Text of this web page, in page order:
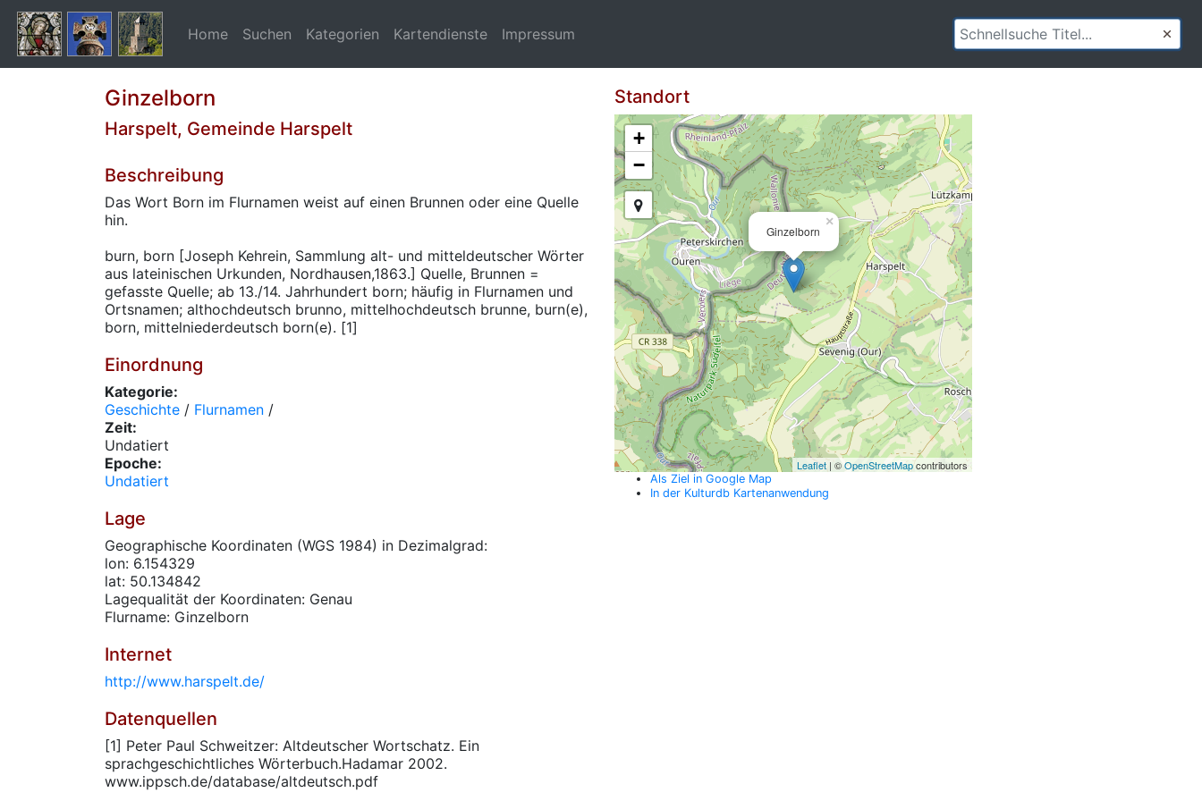
Home Suchen Kategorien Kartendienste Impressum
Ginzelborn
Harspelt, Gemeinde Harspelt
Beschreibung
Das Wort Born im Flurnamen weist auf einen Brunnen oder eine Quelle
hin.
burn, born [Joseph Kehrein, Sammlung alt- und mitteldeutscher Wörter
aus lateinischen Urkunden, Nordhausen,1863.] Quelle, Brunnen =
gefasste Quelle; ab 13./14. Jahrhundert born; häufig in Flurnamen und
Ortsnamen; althochdeutsch brunno, mittelhochdeutsch brunne, burn(e),
born, mittelniederdeutsch born(e). [1]
Einordnung
Kategorie:
Geschichte / Flurnamen /
Zeit:
Undatiert
Epoche:
Undatiert
Lage
Geographische Koordinaten (WGS 1984) in Dezimalgrad:
lon: 6.154329
lat: 50.134842
Lagequalität der Koordinaten: Genau
Flurname: Ginzelborn
Internet
http://www.harspelt.de/
Datenquellen
[1] Peter Paul Schweitzer: Altdeutscher Wortschatz. Ein
sprachgeschichtliches Wörterbuch.Hadamar 2002.
www.ippsch.de/database/altdeutsch.pdf
Standort
Ginzelborn
×
+
−
Leaflet | ©OpenStreetMapcontributors
Als Ziel in Google Map
In der Kulturdb Kartenanwendung